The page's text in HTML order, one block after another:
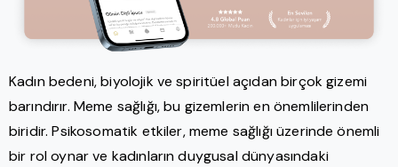
Kadın bedeni, biyolojik ve spiritüel açıdan birçok gizemi
barındırır. Meme sağlığı, bu gizemlerin en önemlilerinden
biridir. Psikosomatik etkiler, meme sağlığı üzerinde önemli
bir rol oynar ve kadınların duygusal dünyasındaki